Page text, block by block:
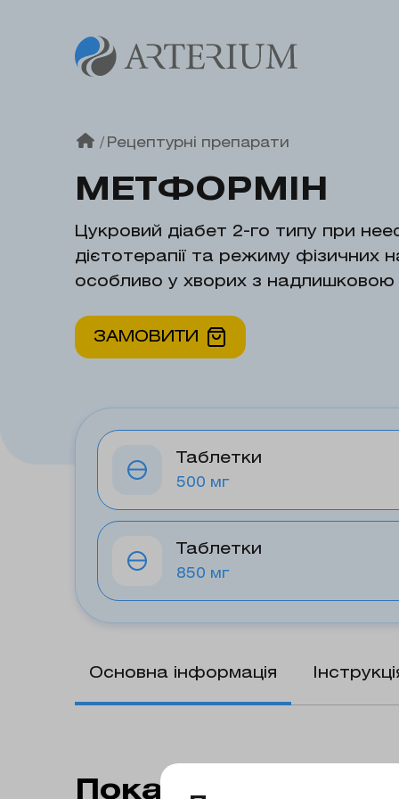
/ Рецептурні препарати
МЕТФОРМІН
Цукровий діабет 2-го типу при
дієтотерапії та режиму фізичних
особливо у хворих з надлишковою
ЗАМОВИТИ
Таблетки
500 мг
Таблетки
850 мг
Основна інформація
Показання до